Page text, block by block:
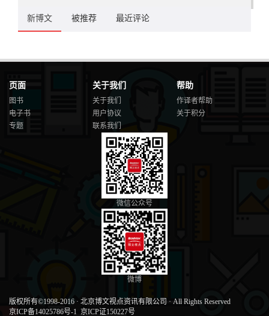
新博文 被推荐 最近评论
页面
图书
电子书
专题
关于我们
关于我们
用户协议
联系我们
帮助
作译者帮助
关于积分
微信公众号
微博
版权所有©1998-2016 · 北京博文视点资讯有限公司 · All Rights Reserved
京ICP备14025786号-1 京ICP证150227号